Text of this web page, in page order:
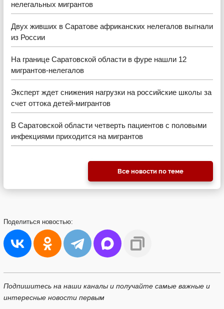
нелегальных мигрантов
Двух живших в Саратове африканских нелегалов выгнали
из России
На границе Саратовской области в фуре нашли 12
мигрантов-нелегалов
Эксперт ждет снижения нагрузки на российские школы за
счет оттока детей-мигрантов
В Саратовской области четверть пациентов с половыми
инфекциями приходится на мигрантов
Все новости по теме
Поделиться новостью:
Подпишитесь на наши каналы и получайте самые важные и
интересные новости первым